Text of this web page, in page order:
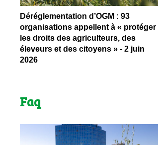
Déréglementation d’OGM : 93
organisations appellent à « protéger
les droits des agriculteurs, des
éleveurs et des citoyens » - 2 juin
2026
Faq